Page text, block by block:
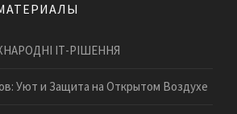
ІТ-РІШЕННЯ
Уют и Защита на Открытом Воздухе